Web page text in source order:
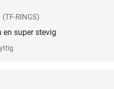
(TF-RINGS)
en super stevig